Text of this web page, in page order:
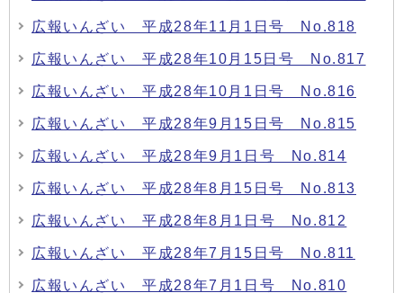
広報いんざい 平成28年11月1日号 No.818
広報いんざい 平成28年10月15日号 No.817
広報いんざい 平成28年10月1日号 No.816
広報いんざい 平成28年9月15日号 No.815
広報いんざい 平成28年9月1日号 No.814
広報いんざい 平成28年8月15日号 No.813
広報いんざい 平成28年8月1日号 No.812
広報いんざい 平成28年7月15日号 No.811
広報いんざい 平成28年7月1日号 No.810